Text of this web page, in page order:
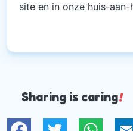
site en in onze huis-aan-
Sharing is caring!